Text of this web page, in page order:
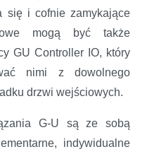
się i cofnie zamykające
mogą być także
GU Controller IO, który
nimi z dowolnego
drzwi wejściowych.
G-U są ze sobą
indywidualne